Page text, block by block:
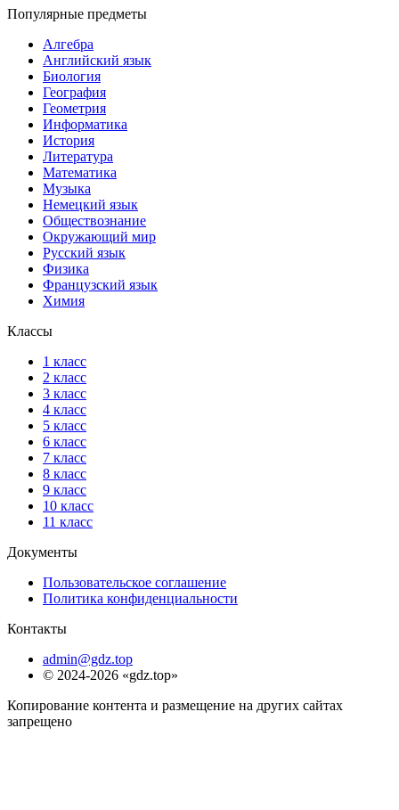
Популярные предметы
Алгебра
Английский язык
Биология
География
Геометрия
Информатика
История
Литература
Математика
Музыка
Немецкий язык
Обществознание
Окружающий мир
Русский язык
Физика
Французский язык
Химия
Классы
1 класс
2 класс
3 класс
4 класс
5 класс
6 класс
7 класс
8 класс
9 класс
10 класс
11 класс
Документы
Пользовательское соглашение
Политика конфиденциальности
Контакты
admin@gdz.top
© 2024-2026 «gdz.top»
Копирование контента и размещение на других сайтах
запрещено